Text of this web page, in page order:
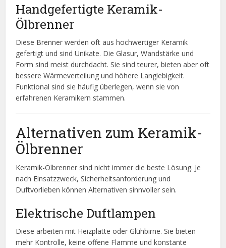
Handgefertigte Keramik-
Ölbrenner
Diese Brenner werden oft aus hochwertiger Keramik
gefertigt und sind Unikate. Die Glasur, Wandstärke und
Form sind meist durchdacht. Sie sind teurer, bieten aber oft
bessere Wärmeverteilung und höhere Langlebigkeit.
Funktional sind sie häufig überlegen, wenn sie von
erfahrenen Keramikern stammen.
Alternativen zum Keramik-
Ölbrenner
Keramik-Ölbrenner sind nicht immer die beste Lösung. Je
nach Einsatzzweck, Sicherheitsanforderung und
Duftvorlieben können Alternativen sinnvoller sein.
Elektrische Duftlampen
Diese arbeiten mit Heizplatte oder Glühbirne. Sie bieten
mehr Kontrolle, keine offene Flamme und konstante